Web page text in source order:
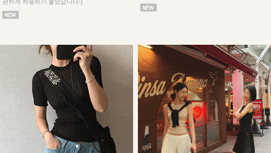
편하게 착용하기 좋았답니다:)